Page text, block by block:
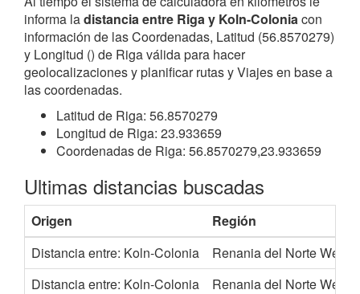
informa ladistancia entre Riga y Koln-Coloniacon
información de las Coordenadas, Latitud (56.8570279)
y Longitud () de Riga válida para hacer
geolocalizaciones y planificar rutas y Viajes en base a
las coordenadas.
Latitud de Riga: 56.8570279
Longitud de Riga: 23.933659
Coordenadas de Riga: 56.8570279,23.933659
Ultimas distancias buscadas
Origen
Región
Distancia entre: Koln-Colonia
Renania del Norte
Distancia entre: Koln-Colonia
Renania del Norte